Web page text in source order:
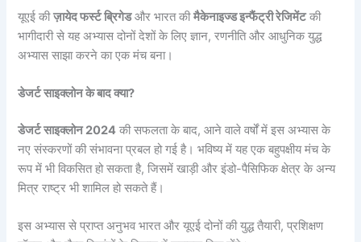
यूएई कीज़ायेद फर्स्ट ब्रिगेडऔर भारत कीमैकेनाइज्ड इन्फैंट्री रेजिमेंटकी
भागीदारी से यह अभ्यास दोनों देशों के लिए ज्ञान, रणनीति और आधुनिक युद्ध
अभ्यास साझा करने का एक मंच बना।
डेजर्ट साइक्लोन के बाद क्या?
डेजर्ट साइक्लोन 2024 की सफलता के बाद, आने वाले वर्षों में इस अभ्यास के
नए संस्करणों की संभावना प्रबल हो गई है। भविष्य में यह एक बहुपक्षीय मंच के
रूप में भी विकसित हो सकता है, जिसमें खाड़ी और इंडो-पैसिफिक क्षेत्र के अन्य
मित्र राष्ट्र भी शामिल हो सकते हैं।
इस अभ्यास से प्राप्त अनुभव भारत और यूएई दोनों की युद्ध तैयारी, प्रशिक्षण